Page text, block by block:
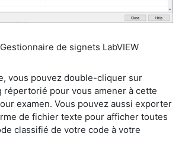
Gestionnaire de signets LabVIEW
vous pouvez double-cliquer sur
répertorié pour vous amener à cette
examen. Vous pouvez aussi exporter
de fichier texte pour afficher toutes
classifié de votre code à votre